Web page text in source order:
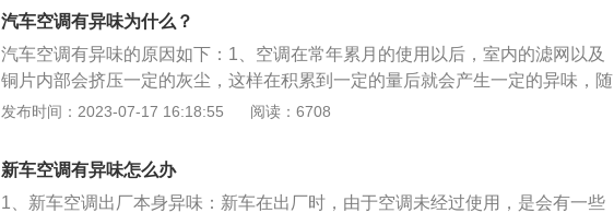
车）。3、空调布置：不同类型空调系统的布置方式有所不同。目前轿车广泛采
用的是冷暖一体式空调系统。其布置型式是将蒸发器、暖风散热器、离心式鼓风
机、操纵机构等组装在一起，称为空调器。
生，产生霉味。外界的空气流经空调系统管道，也会有少量残留的水分和空气中
的尘埃，长时间没有清洗也会产生霉变。
汽车空调有异味为什么？
汽车空调有异味的原因如下：1、空调在常年累月的使用以后，室内的滤网以及
铜片内部会挤压一定的灰尘，这样在积累到一定的量后就会产生一定的异味，随
着空调开启，空调出风异味就会飘散到空气中。2、由于空调在制冷热以后，很
调会立刻停机，这样内部的潮气一直存在，长期下来就会产生霉菌，霉味也就自
然而然的产生。
发布时间：2023-07-17 16:18:55 阅读：6708
新车空调有异味怎么办
1、新车空调出厂本身异味：新车在出厂时，由于空调未经过使用，是会有一些